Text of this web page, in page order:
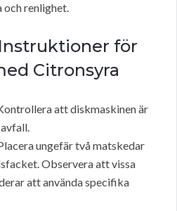
och renlighet.
för
Citronsyra
att diskmaskinen är
ungefär två matskedar
Observera att vissa
att använda specifika